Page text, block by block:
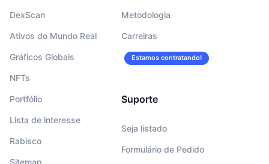
DexScan
Ativos do Mundo Real
Gráficos Globais
NFTs
Portfólio
Lista de interesse
Rabisco
Metodologia
Carreiras
Estamos contratando!
Suporte
Seja listado
Formulário de Pedido